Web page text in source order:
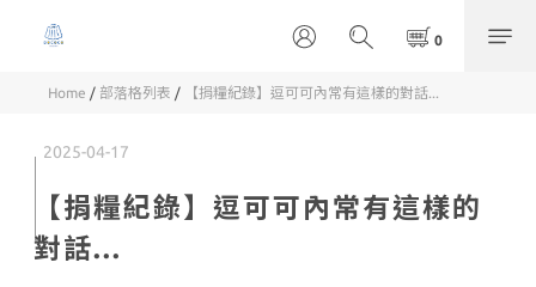
Home / 部落格列表 / 【捐糧紀錄】逗可可內常有這樣的對話...
2025-04-17
【捐糧紀錄】逗可可內常有這樣的
對話...